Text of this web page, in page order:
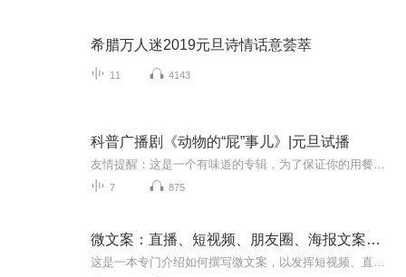
希腊万人迷2019元旦诗情话意荟萃
11 4143
科普广播剧《动物的“屁”事儿》|元旦试播
7 875
微文案：直播、短视频、朋友圈、海报文案写作指南